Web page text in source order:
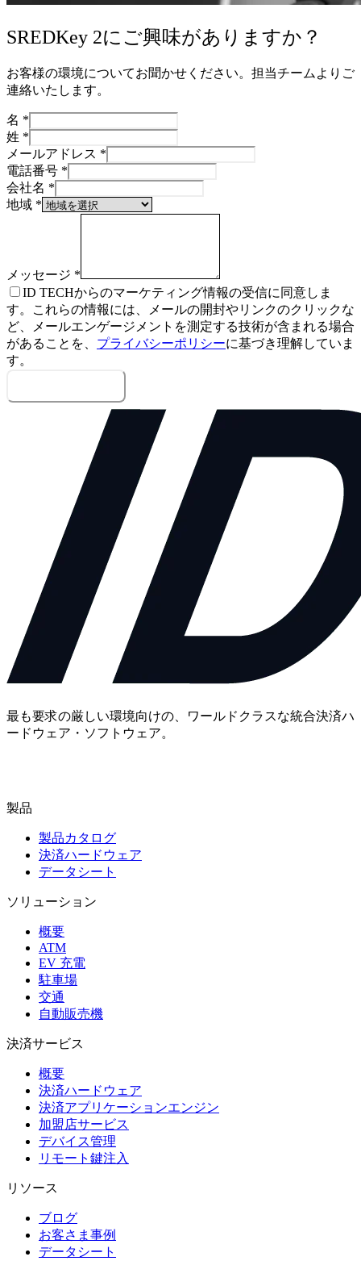
SREDKey 2にご興味がありますか？
お客様の環境についてお聞かせください。担当チームよりご
連絡いたします。
名 *
姓 *
メールアドレス *
電話番号 *
会社名 *
地域 *
メッセージ *
ID TECHからのマーケティング情報の受信に同意しま
す。これらの情報には、メールの開封やリンクのクリックな
ど、メールエンゲージメントを測定する技術が含まれる場合
があることを、 プライバシーポリシーに基づき理解していま
す。
最も要求の厳しい環境向けの、ワールドクラスな統合決済ハ
ードウェア・ソフトウェア。
製品
製品カタログ
決済ハードウェア
データシート
ソリューション
概要
ATM
EV 充電
駐車場
交通
自動販売機
決済サービス
概要
決済ハードウェア
決済アプリケーションエンジン
加盟店サービス
デバイス管理
リモート鍵注入
リソース
ブログ
お客さま事例
データシート